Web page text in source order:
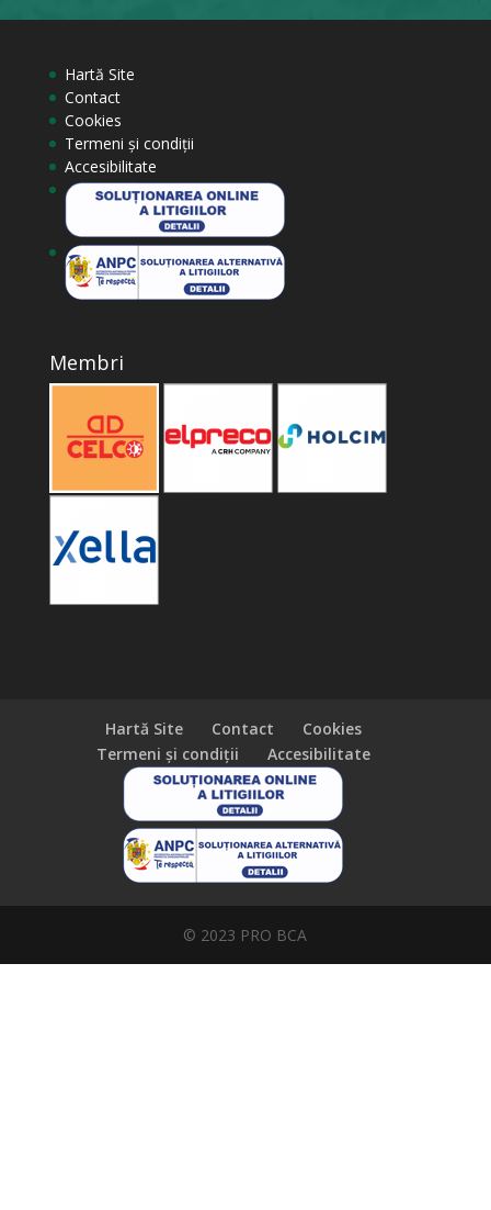
Hartă Site
Contact
Cookies
Termeni și condiții
Accesibilitate
Membri
Hartă Site Contact
Cookies
Termeni și condiții
Accesibilitate
© 2023 PRO BCA